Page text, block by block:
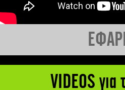
VIDEOS για